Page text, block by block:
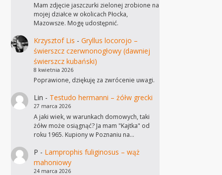
Mam zdjęcie jaszczurki zielonej zrobione na
mojej działce w okolicach Płocka,
Mazowsze. Mogę udostępnić.
Krzysztof Lis - Gryllus locorojo –
świerszcz czerwnonogłowy (dawniej
świerszcz kubański)
8 kwietnia 2026
Poprawione, dziękuję za zwrócenie uwagi.
Lin - Testudo hermanni – żółw grecki
27 marca 2026
A jaki wiek, w warunkach domowych, taki
żółw może osiągnąć? Ja mam "Kajtka" od
roku 1965. Kupiony w Poznaniu na…
P - Lamprophis fuliginosus – wąż
mahoniowy
24 marca 2026